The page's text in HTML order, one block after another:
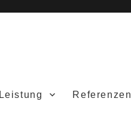
Leistung Referenzen